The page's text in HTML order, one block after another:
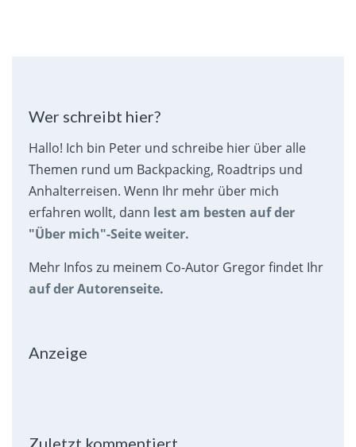
Wer schreibt hier?
Hallo! Ich bin Peter und schreibe hier über alle
Themen rund um Backpacking, Roadtrips und
Anhalterreisen. Wenn Ihr mehr über mich
erfahren wollt, dann lest am besten auf der
"Über mich"-Seite weiter.
Mehr Infos zu meinem Co-Autor Gregor findet Ihr
auf der Autorenseite.
Anzeige
Zuletzt kommentiert